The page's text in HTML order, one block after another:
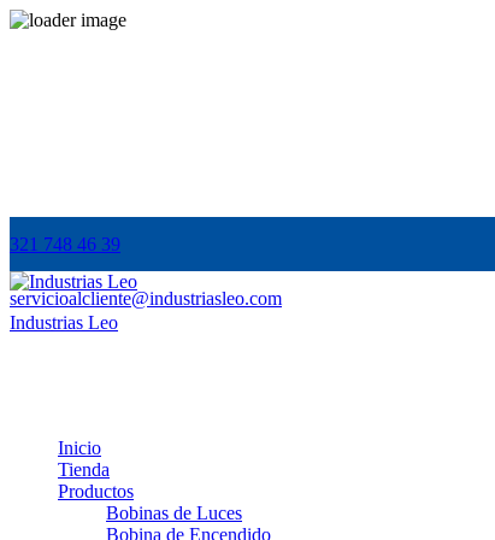
321 748 46 39
servicioalcliente@industriasleo.com
Industrias Leo
Inicio
Tienda
Productos
Bobinas de Luces
Bobina de Encendido